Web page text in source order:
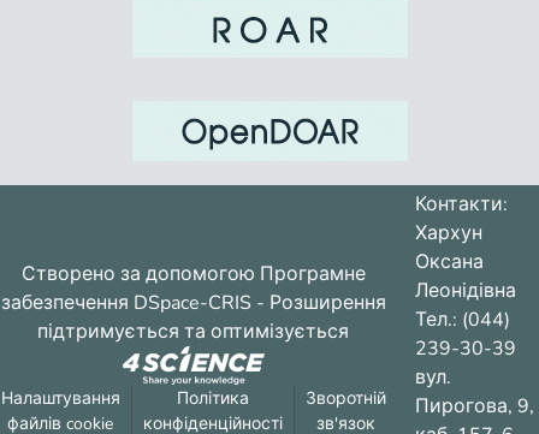
Створено за допомогою Програмне
забезпечення DSpace-CRIS - Розширення
підтримується та оптимізується
Налаштування
файлів cookie
Політика
конфіденційності
Зворотній
зв'язок
Контакти:
Хархун
Оксана
Леонідівна
Тел.: (044)
239-30-39
вул.
Пирогова, 9,